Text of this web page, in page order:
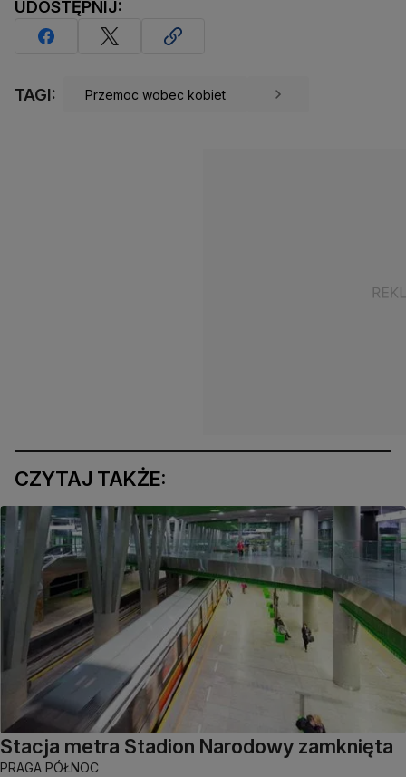
UDOSTĘPNIJ:
TAGI: Przemoc wobec kobiet
CZYTAJ TAKŻE:
Stacja metra Stadion Narodowy zamknięta
PRAGA PÓŁNOC